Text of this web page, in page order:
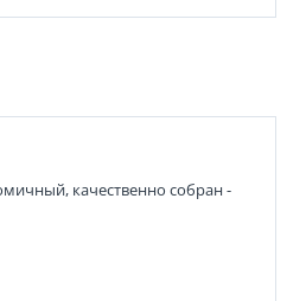
качественно собран -